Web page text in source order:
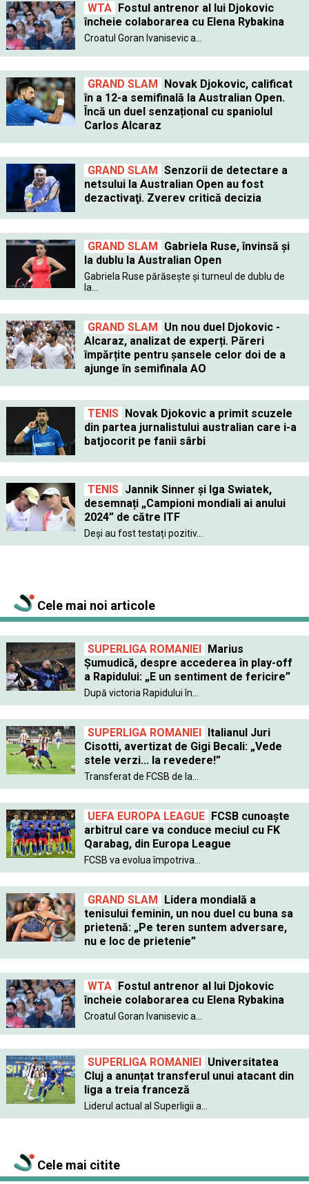
WTA Fostul antrenor al lui Djokovic
încheie colaborarea cu Elena Rybakina
Croatul Goran Ivanisevic a...
GRAND SLAM Novak Djokovic, calificat
în a 12-a semifinală la Australian Open.
Încă un duel senzațional cu spaniolul
Carlos Alcaraz
GRAND SLAM Senzorii de detectare a
netsului la Australian Open au fost
dezactivaţi. Zverev critică decizia
GRAND SLAM Gabriela Ruse, învinsă şi
la dublu la Australian Open
Gabriela Ruse părăseşte şi turneul de dublu de
la...
GRAND SLAM Un nou duel Djokovic -
Alcaraz, analizat de experți. Păreri
împărțite pentru șansele celor doi de a
ajunge în semifinala AO
TENIS Novak Djokovic a primit scuzele
din partea jurnalistului australian care i-a
batjocorit pe fanii sârbi
TENIS Jannik Sinner și Iga Swiatek,
desemnați „Campioni mondiali ai anului
2024” de către ITF
Deși au fost testați pozitiv...
Cele mai noi articole
SUPERLIGA ROMANIEI Marius
Șumudică, despre accederea în play-off
a Rapidului: „E un sentiment de fericire”
După victoria Rapidului în...
SUPERLIGA ROMANIEI Italianul Juri
Cisotti, avertizat de Gigi Becali: „Vede
stele verzi... la revedere!”
Transferat de FCSB de la...
UEFA EUROPA LEAGUE FCSB cunoaște
arbitrul care va conduce meciul cu FK
Qarabag, din Europa League
FCSB va evolua împotriva...
GRAND SLAM Lidera mondială a
tenisului feminin, un nou duel cu buna sa
prietenă: „Pe teren suntem adversare,
nu e loc de prietenie”
WTA Fostul antrenor al lui Djokovic
încheie colaborarea cu Elena Rybakina
Croatul Goran Ivanisevic a...
SUPERLIGA ROMANIEI Universitatea
Cluj a anunțat transferul unui atacant din
liga a treia franceză
Liderul actual al Superligii a...
Cele mai citite